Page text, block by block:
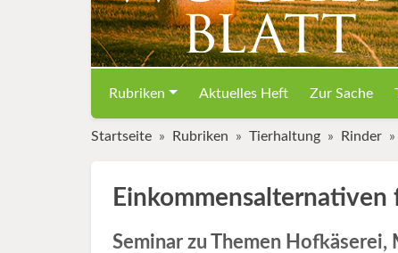
Rubriken Aktuelles Heft Zur Sache
Startseite Rubriken Tierhaltung Rinder
Seminar zu Themen Hofkäserei,